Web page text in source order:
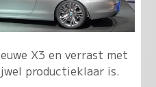
X3 en verrast met
productieklaar is.